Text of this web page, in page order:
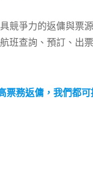
競爭力的返傭與票源
查詢、預訂、出
務返傭，我們都